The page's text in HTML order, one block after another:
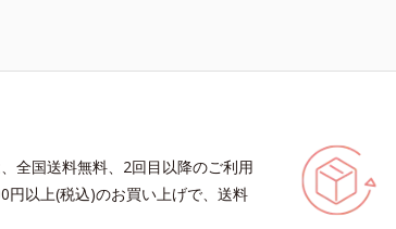
全国送料無料、2回目以降のご利用
円以上(税込)のお買い上げで、送料